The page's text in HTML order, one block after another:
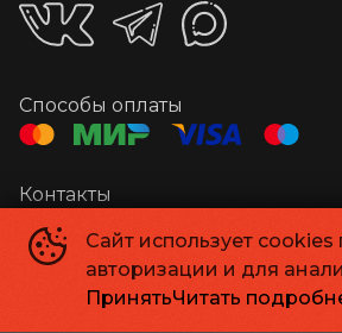
Сайт использует cookies
авторизации и для
ПринятьЧитать
Способы оплаты
Контакты
Администратор
Касса
+7 841 220-02-06
kino_suvorovsky@mail.ru